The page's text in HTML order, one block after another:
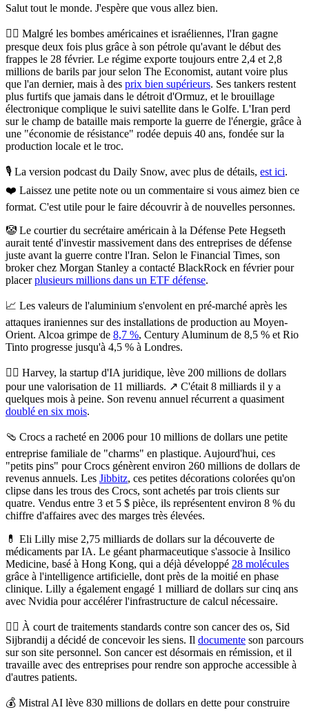
Salut tout le monde. J'espère que vous allez bien.
😵‍💫 Malgré les bombes américaines et israéliennes, l'Iran gagne
presque deux fois plus grâce à son pétrole qu'avant le début des
frappes le 28 février. Le régime exporte toujours entre 2,4 et 2,8
millions de barils par jour selon The Economist, autant voire plus
que l'an dernier, mais à des prix bien supérieurs. Ses tankers restent
plus furtifs que jamais dans le détroit d'Ormuz, et le brouillage
électronique complique le suivi satellite dans le Golfe. L'Iran perd
sur le champ de bataille mais remporte la guerre de l'énergie, grâce à
une "économie de résistance" rodée depuis 40 ans, fondée sur la
production locale et le troc.
🎙️ La version podcast du Daily Snow, avec plus de détails, est ici.
❤️ Laissez une petite note ou un commentaire si vous aimez bien ce
format. C'est utile pour le faire découvrir à de nouvelles personnes.
🤡 Le courtier du secrétaire américain à la Défense Pete Hegseth
aurait tenté d'investir massivement dans des entreprises de défense
juste avant la guerre contre l'Iran. Selon le Financial Times, son
broker chez Morgan Stanley a contacté BlackRock en février pour
placerplusieurs millions dans un ETF défense.
📈 Les valeurs de l'aluminium s'envolent en pré-marché après les
attaques iraniennes sur des installations de production au Moyen-
Orient. Alcoa grimpe de 8,7 %, Century Aluminum de 8,5 % et Rio
Tinto progresse jusqu'à 4,5 % à Londres.
🧑‍⚖️ Harvey, la startup d'IA juridique, lève 200 millions de dollars
pour une valorisation de 11 milliards. ↗️ C'était 8 milliards il y a
quelques mois à peine. Son revenu annuel récurrent a quasiment
doublé en six mois.
🩴 Crocs a racheté en 2006 pour 10 millions de dollars une petite
entreprise familiale de "charms" en plastique. Aujourd'hui, ces
"petits pins" pour Crocs génèrent environ 260 millions de dollars de
revenus annuels. Les Jibbitz, ces petites décorations colorées qu'on
clipse dans les trous des Crocs, sont achetés par trois clients sur
quatre. Vendus entre 3 et 5 $ pièce, ils représentent environ 8 % du
chiffre d'affaires avec des marges très élevées.
💊 Eli Lilly mise 2,75 milliards de dollars sur la découverte de
médicaments par IA. Le géant pharmaceutique s'associe à Insilico
Medicine, basé à Hong Kong, qui a déjà développé 28 molécules
grâce à l'intelligence artificielle, dont près de la moitié en phase
clinique. Lilly a également engagé 1 milliard de dollars sur cinq ans
avec Nvidia pour accélérer l'infrastructure de calcul nécessaire.
👩‍⚕️ À court de traitements standards contre son cancer des os, Sid
Sijbrandij a décidé de concevoir les siens. Il documente son parcours
sur son site personnel. Son cancer est désormais en rémission, et il
travaille avec des entreprises pour rendre son approche accessible à
d'autres patients.
💰 Mistral AI lève 830 millions de dollars en dette pour construire